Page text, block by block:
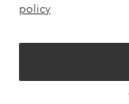
policy
Villkor